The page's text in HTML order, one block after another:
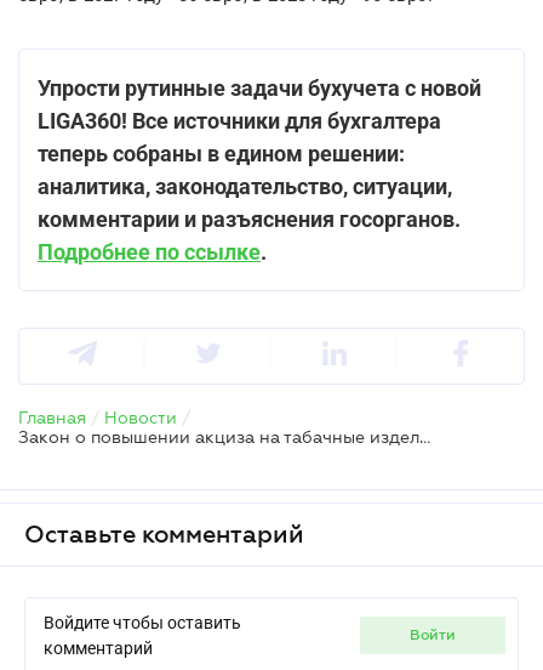
Упрости рутинные задачи бухучета с новой
LIGA360! Все источники для бухгалтера
теперь собраны в едином решении:
аналитика, законодательство, ситуации,
комментарии и разъяснения госорганов.
Подробнее по ссылке.
Главная / Новости /
Закон о повышении акциза на табачные изделия подписал Президент
Оставьте комментарий
Войдите чтобы оставить
комментарий
войти